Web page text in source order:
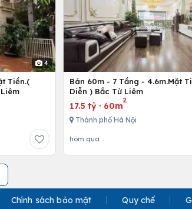
4
Tiền.(
Bán 60m - 7 Tầng - 4.6m.Mặt
Diễn ) Bắc Từ Liêm
17.5 tỷ· 60m
2
Thành phố Hà Nội
hôm qua
Chính sách bảo mật Quy chế